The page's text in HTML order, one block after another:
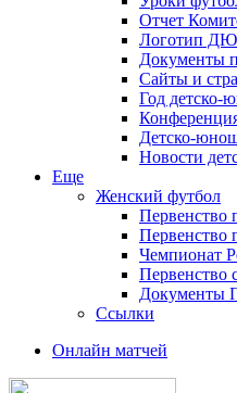
Отчет
Логотип
Документы
Сайты и
Год детско-
Детско-
Новости
Еще
Женский футбол
Первенство
Первенство
Чемпионат
Первенство
Документы
Ссылки
Онлайн матчей